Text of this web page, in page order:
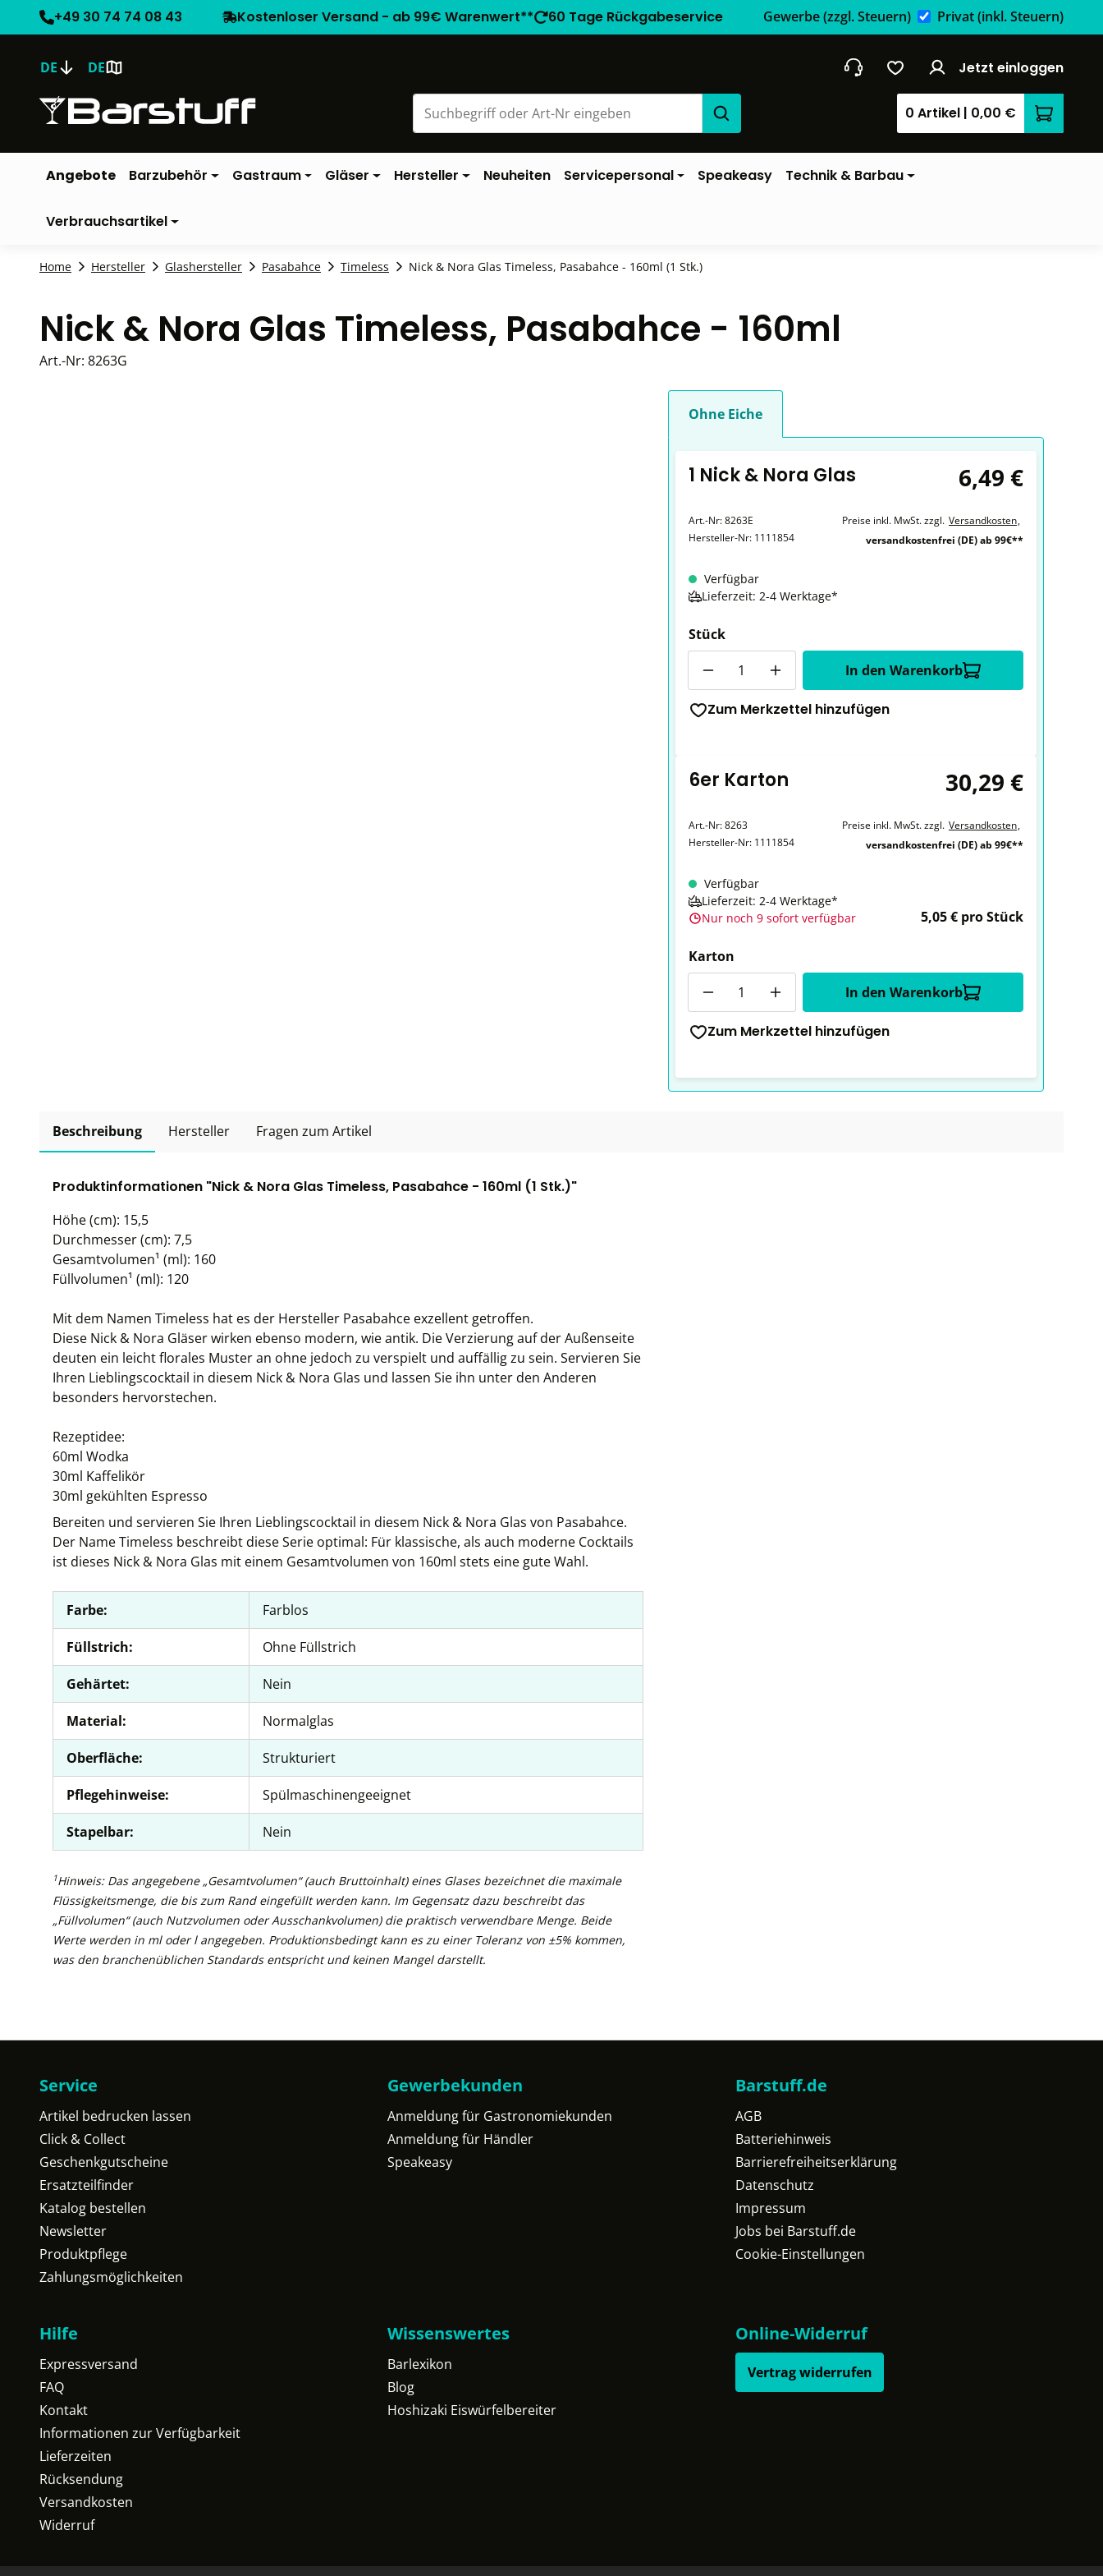
+49 30 74 74 08 43 Kostenloser Versand - ab 99€ Warenwert** 60 Tage Rückgabeservice Gewerbe(zzgl. Steuern) Privat(inkl. Steuern)
DE DE Jetzt einloggen
0 Artikel | 0,00 €
Angebote Barzubehör Gastraum Gläser Hersteller Neuheiten Servicepersonal Speakeasy Technik & Barbau
Verbrauchsartikel
Home Hersteller Glashersteller Pasabahce Timeless Nick & Nora Glas Timeless, Pasabahce - 160ml (1 Stk.)
Nick & Nora Glas Timeless, Pasabahce - 160ml
Art.-Nr: 8263G
Ohne Eiche
1 Nick & Nora Glas 6,49 €
Art.-Nr:8263E
Hersteller-Nr: 1111854
Preise inkl. MwSt. zzgl. Versandkosten,
versandkostenfrei (DE) ab 99€**
Verfügbar
Lieferzeit: 2-4 Werktage*
Stück
In den Warenkorb
Zum Merkzettel hinzufügen
6er Karton 30,29 €
Art.-Nr:8263
Hersteller-Nr: 1111854
Preise inkl. MwSt. zzgl. Versandkosten,
versandkostenfrei (DE) ab 99€**
Verfügbar
Lieferzeit: 2-4 Werktage*
Nur noch 9 sofort verfügbar
5,05 € pro Stück
Karton
In den Warenkorb
Zum Merkzettel hinzufügen
Beschreibung Hersteller Fragen zum Artikel
Produktinformationen "Nick & Nora Glas Timeless, Pasabahce - 160ml (1 Stk.)"
Höhe (cm): 15,5
Durchmesser (cm): 7,5
Gesamtvolumen¹ (ml): 160
Füllvolumen¹ (ml): 120
Mit dem Namen Timeless hat es der Hersteller Pasabahce exzellent getroffen.
Diese Nick & Nora Gläser wirken ebenso modern, wie antik. Die Verzierung auf der Außenseite
deuten ein leicht florales Muster an ohne jedoch zu verspielt und auffällig zu sein. Servieren Sie
Ihren Lieblingscocktail in diesem Nick & Nora Glas und lassen Sie ihn unter den Anderen
besonders hervorstechen.
Rezeptidee:
60ml Wodka
30ml Kaffelikör
30ml gekühlten Espresso
Bereiten und servieren Sie Ihren Lieblingscocktail in diesem Nick & Nora Glas von Pasabahce.
Der Name Timeless beschreibt diese Serie optimal: Für klassische, als auch moderne Cocktails
ist dieses Nick & Nora Glas mit einem Gesamtvolumen von 160ml stets eine gute Wahl.
Farbe: Farblos
Füllstrich: Ohne Füllstrich
Gehärtet: Nein
Material: Normalglas
Oberfläche: Strukturiert
Pflegehinweise: Spülmaschinengeeignet
Stapelbar: Nein
1Hinweis: Das angegebene „Gesamtvolumen“ (auch Bruttoinhalt) eines Glases bezeichnet die maximale
Flüssigkeitsmenge, die bis zum Rand eingefüllt werden kann. Im Gegensatz dazu beschreibt das
„Füllvolumen“ (auch Nutzvolumen oder Ausschankvolumen) die praktisch verwendbare Menge. Beide
Werte werden in ml oder l angegeben. Produktionsbedingt kann es zu einer Toleranz von ±5% kommen,
was den branchenüblichen Standards entspricht und keinen Mangel darstellt.
Service
Artikel bedrucken lassen
Click & Collect
Geschenkgutscheine
Ersatzteilfinder
Katalog bestellen
Newsletter
Produktpflege
Zahlungsmöglichkeiten
Gewerbekunden
Anmeldung für Gastronomiekunden
Anmeldung für Händler
Speakeasy
Barstuff.de
AGB
Batteriehinweis
Barrierefreiheitserklärung
Datenschutz
Impressum
Jobs bei Barstuff.de
Cookie-Einstellungen
Hilfe
Expressversand
FAQ
Kontakt
Informationen zur Verfügbarkeit
Lieferzeiten
Rücksendung
Versandkosten
Widerruf
Wissenswertes
Barlexikon
Blog
Hoshizaki Eiswürfelbereiter
Online-Widerruf
Vertrag widerrufen